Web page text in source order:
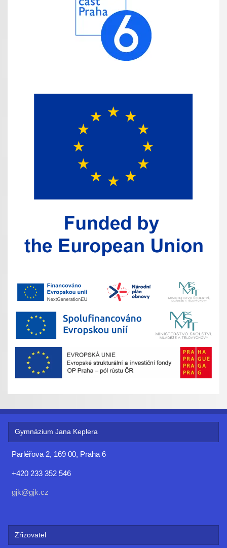
Gymnázium Jana Keplera
Parléřova 2, 169 00, Praha 6
+420 233 352 546
gjk@gjk.cz
Zřizovatel